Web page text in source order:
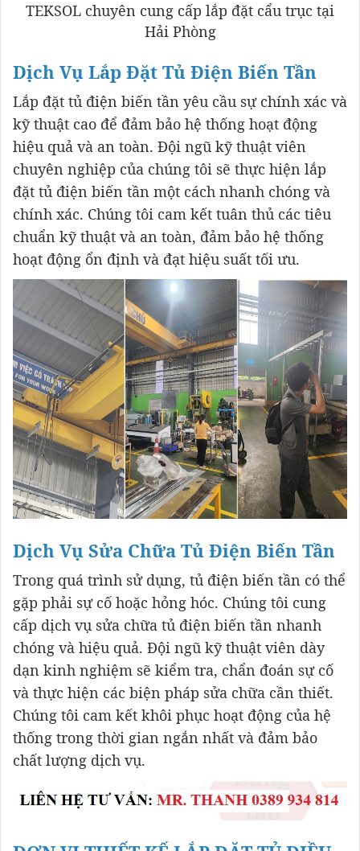
TEKSOL chuyên cung cấp lắp đặt cẩu trục tại
Hải Phòng
Dịch Vụ Lắp Đặt Tủ Điện Biến Tần
Lắp đặt tủ điện biến tần yêu cầu sự chính xác và
kỹ thuật cao để đảm bảo hệ thống hoạt động
hiệu quả và an toàn. Đội ngũ kỹ thuật viên
chuyên nghiệp của chúng tôi sẽ thực hiện lắp
đặt tủ điện biến tần một cách nhanh chóng và
chính xác. Chúng tôi cam kết tuân thủ các tiêu
chuẩn kỹ thuật và an toàn, đảm bảo hệ thống
hoạt động ổn định và đạt hiệu suất tối ưu.
Dịch Vụ Sửa Chữa Tủ Điện Biến Tần
Trong quá trình sử dụng, tủ điện biến tần có thể
gặp phải sự cố hoặc hỏng hóc. Chúng tôi cung
cấp dịch vụ sửa chữa tủ điện biến tần nhanh
chóng và hiệu quả. Đội ngũ kỹ thuật viên dày
dạn kinh nghiệm sẽ kiểm tra, chẩn đoán sự cố
và thực hiện các biện pháp sửa chữa cần thiết.
Chúng tôi cam kết khôi phục hoạt động của hệ
thống trong thời gian ngắn nhất và đảm bảo
chất lượng dịch vụ.